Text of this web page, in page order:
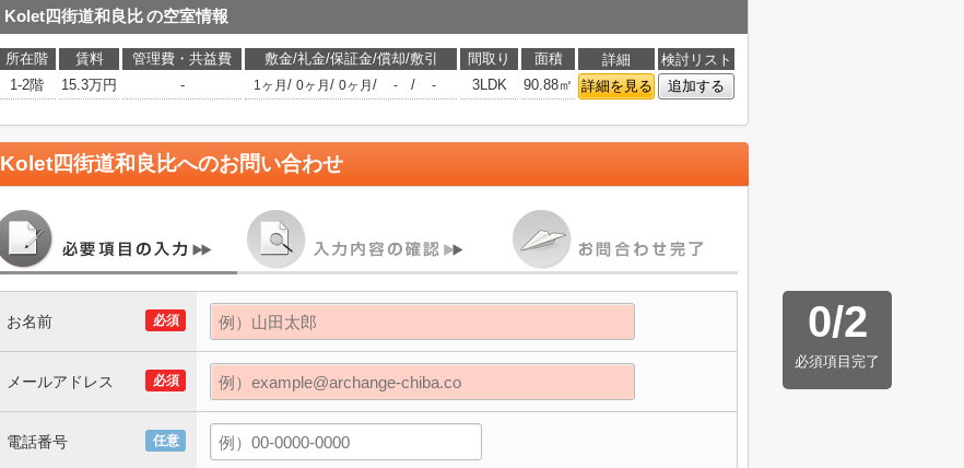
Kolet四街道和良比の空室情報
所在階 賃料 管理費・共益費 敷金/礼金/保証金/償却/敷引 間取り 面積 詳細
検討リスト
1-2階
15.3万円 - 1ヶ月 / 0ヶ月 / 0ヶ月 / - / - 3LDK 90.88㎡ 詳細を見る 追加する
Kolet四街道和良比へのお問い合わせ
0/2
必須項目完了
必須
お名前
必須
メールアドレス
任意
電話番号